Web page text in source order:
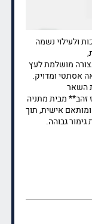
ולעילוי נשמה
מושלמת לעץ
אסתטי ומדויק.
השאר
זהב** מבית מתניה
אישית, תוך
גבוהה.